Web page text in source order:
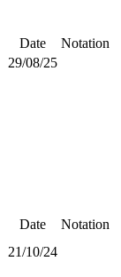
Date
Notation
29/08/25
Date
Notation
21/10/24